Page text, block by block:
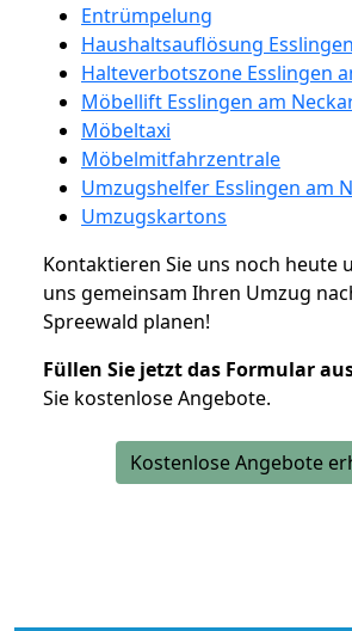
Entrümpelung
Haushaltsauflösung
Halteverbotszone Esslingen
Möbellift Esslingen am
Möbeltaxi
Möbelmitfahrzentrale
Umzugshelfer Esslingen am
Umzugskartons
Kontaktieren Sie uns noch heute
uns gemeinsam Ihren Umzug
Spreewald planen!
Füllen Sie jetzt das Formular
Sie kostenlose Angebote.
Kostenlose Angebote